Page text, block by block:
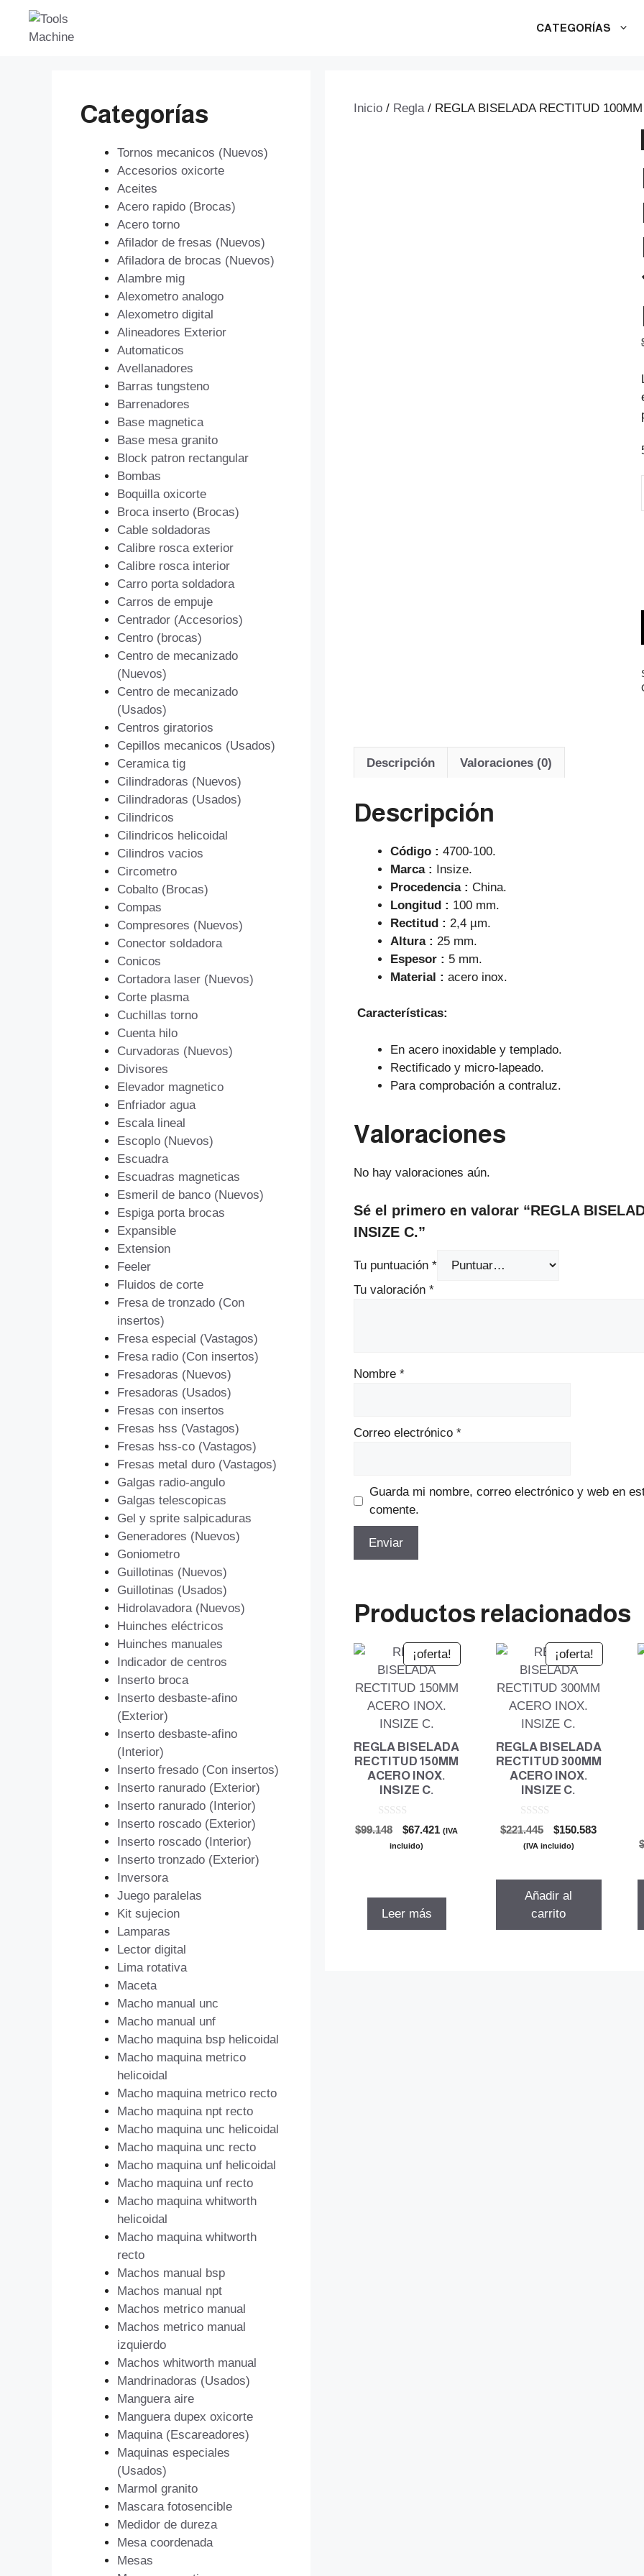
Saltar
contenido
CATEGORÍAS
Inicio / Regla/ REGLA BISELADA RECTITUD
Descripción Valoraciones (0)
Descripción
Código : 4700-100.
Marca : Insize.
Procedencia : China.
Longitud : 100 mm.
Rectitud : 2,4 µm.
Altura : 25 mm.
Espesor : 5 mm.
Material : acero inox.
Características:
En acero inoxidable y templado.
Rectificado y micro-lapeado.
Para comprobación a contraluz.
Valoraciones
No hay valoraciones aún.
Sé el primero en valorar “REGLA
INSIZE C.”
Tu puntuación *
Tu valoración *
Nombre *
Correo electrónico *
Guarda mi nombre, correo electrónico y web en
comente.
Productos relacionados
¡oferta!
REGLA BISELADA
RECTITUD 150MM
ACERO INOX.
INSIZE C.
0
d
$99.148
El
precio
$67.421 El
(IVA
incluido)
Leer más
¡oferta!
REGLA BISELADA
RECTITUD 300MM
ACERO INOX.
INSIZE C.
0
d
e
$221.445
El
precio
$221.445.
$150.583El
(IVA incluido)
Añadir al
carrito
Categorías
Tornos mecanicos (Nuevos)
Accesorios oxicorte
Aceites
Acero rapido (Brocas)
Acero torno
Afilador de fresas (Nuevos)
Afiladora de brocas (Nuevos)
Alambre mig
Alexometro analogo
Alexometro digital
Alineadores Exterior
Automaticos
Avellanadores
Barras tungsteno
Barrenadores
Base magnetica
Base mesa granito
Block patron rectangular
Bombas
Boquilla oxicorte
Broca inserto (Brocas)
Cable soldadoras
Calibre rosca exterior
Calibre rosca interior
Carro porta soldadora
Carros de empuje
Centrador (Accesorios)
Centro (brocas)
Centro de mecanizado
(Nuevos)
Centro de mecanizado
(Usados)
Centros giratorios
Cepillos mecanicos (Usados)
Ceramica tig
Cilindradoras (Nuevos)
Cilindradoras (Usados)
Cilindricos
Cilindricos helicoidal
Cilindros vacios
Circometro
Cobalto (Brocas)
Compas
Compresores (Nuevos)
Conector soldadora
Conicos
Cortadora laser (Nuevos)
Corte plasma
Cuchillas torno
Cuenta hilo
Curvadoras (Nuevos)
Divisores
Elevador magnetico
Enfriador agua
Escala lineal
Escoplo (Nuevos)
Escuadra
Escuadras magneticas
Esmeril de banco (Nuevos)
Espiga porta brocas
Expansible
Extension
Feeler
Fluidos de corte
Fresa de tronzado (Con
insertos)
Fresa especial (Vastagos)
Fresa radio (Con insertos)
Fresadoras (Nuevos)
Fresadoras (Usados)
Fresas con insertos
Fresas hss (Vastagos)
Fresas hss-co (Vastagos)
Fresas metal duro (Vastagos)
Galgas radio-angulo
Galgas telescopicas
Gel y sprite salpicaduras
Generadores (Nuevos)
Goniometro
Guillotinas (Nuevos)
Guillotinas (Usados)
Hidrolavadora (Nuevos)
Huinches eléctricos
Huinches manuales
Indicador de centros
Inserto broca
Inserto desbaste-afino
(Exterior)
Inserto desbaste-afino
(Interior)
Inserto fresado (Con insertos)
Inserto ranurado (Exterior)
Inserto ranurado (Interior)
Inserto roscado (Exterior)
Inserto roscado (Interior)
Inserto tronzado (Exterior)
Inversora
Juego paralelas
Kit sujecion
Lamparas
Lector digital
Lima rotativa
Maceta
Macho manual unc
Macho manual unf
Macho maquina bsp helicoidal
Macho maquina metrico
helicoidal
Macho maquina metrico recto
Macho maquina npt recto
Macho maquina unc helicoidal
Macho maquina unc recto
Macho maquina unf helicoidal
Macho maquina unf recto
Macho maquina whitworth
helicoidal
Macho maquina whitworth
recto
Machos manual bsp
Machos manual npt
Machos metrico manual
Machos metrico manual
izquierdo
Machos whitworth manual
Mandrinadoras (Usados)
Manguera aire
Manguera dupex oxicorte
Maquina (Escareadores)
Maquinas especiales
(Usados)
Marmol granito
Mascara fotosencible
Medidor de dureza
Mesa coordenada
Mesas